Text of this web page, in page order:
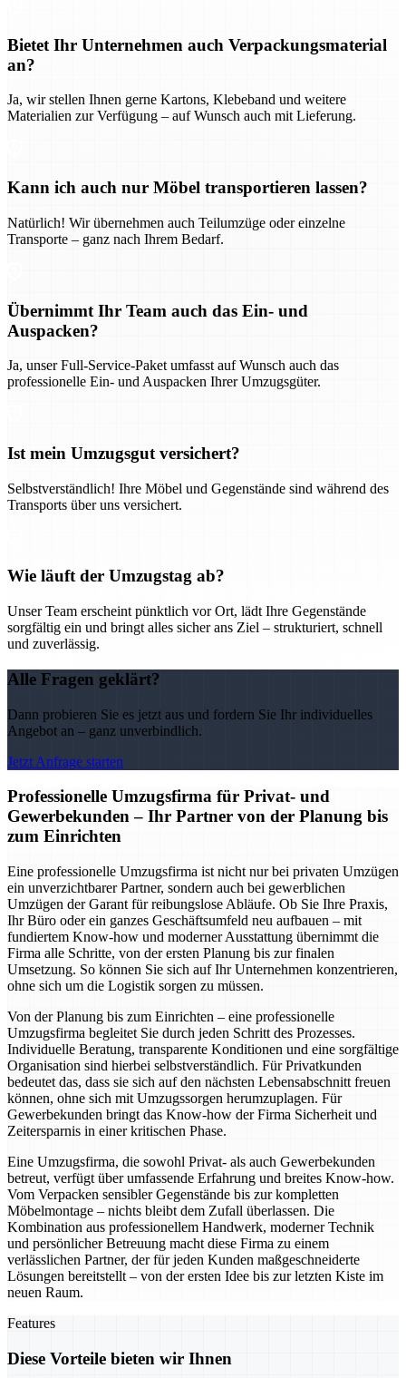
Bietet Ihr Unternehmen auch Verpackungsmaterial
an?
Ja, wir stellen Ihnen gerne Kartons, Klebeband und weitere
Materialien zur Verfügung – auf Wunsch auch mit Lieferung.
Kann ich auch nur Möbel transportieren lassen?
Natürlich! Wir übernehmen auch Teilumzüge oder einzelne
Transporte – ganz nach Ihrem Bedarf.
Übernimmt Ihr Team auch das Ein- und
Auspacken?
Ja, unser Full-Service-Paket umfasst auf Wunsch auch das
professionelle Ein- und Auspacken Ihrer Umzugsgüter.
Ist mein Umzugsgut versichert?
Selbstverständlich! Ihre Möbel und Gegenstände sind während des
Transports über uns versichert.
Wie läuft der Umzugstag ab?
Unser Team erscheint pünktlich vor Ort, lädt Ihre Gegenstände
sorgfältig ein und bringt alles sicher ans Ziel – strukturiert, schnell
und zuverlässig.
Alle Fragen geklärt?
Dann probieren Sie es jetzt aus und fordern Sie Ihr individuelles
Angebot an – ganz unverbindlich.
Jetzt Anfrage starten
Professionelle Umzugsfirma für Privat- und
Gewerbekunden – Ihr Partner von der Planung bis
zum Einrichten
Eine professionelle Umzugsfirma ist nicht nur bei privaten Umzügen
ein unverzichtbarer Partner, sondern auch bei gewerblichen
Umzügen der Garant für reibungslose Abläufe. Ob Sie Ihre Praxis,
Ihr Büro oder ein ganzes Geschäftsumfeld neu aufbauen – mit
fundiertem Know-how und moderner Ausstattung übernimmt die
Firma alle Schritte, von der ersten Planung bis zur finalen
Umsetzung. So können Sie sich auf Ihr Unternehmen konzentrieren,
ohne sich um die Logistik sorgen zu müssen.
Von der Planung bis zum Einrichten – eine professionelle
Umzugsfirma begleitet Sie durch jeden Schritt des Prozesses.
Individuelle Beratung, transparente Konditionen und eine sorgfältige
Organisation sind hierbei selbstverständlich. Für Privatkunden
bedeutet das, dass sie sich auf den nächsten Lebensabschnitt freuen
können, ohne sich mit Umzugssorgen herumzuplagen. Für
Gewerbekunden bringt das Know-how der Firma Sicherheit und
Zeitersparnis in einer kritischen Phase.
Eine Umzugsfirma, die sowohl Privat- als auch Gewerbekunden
betreut, verfügt über umfassende Erfahrung und breites Know-how.
Vom Verpacken sensibler Gegenstände bis zur kompletten
Möbelmontage – nichts bleibt dem Zufall überlassen. Die
Kombination aus professionellem Handwerk, moderner Technik
und persönlicher Betreuung macht diese Firma zu einem
verlässlichen Partner, der für jeden Kunden maßgeschneiderte
Lösungen bereitstellt – von der ersten Idee bis zur letzten Kiste im
neuen Raum.
Features
Diese Vorteile bieten wir Ihnen